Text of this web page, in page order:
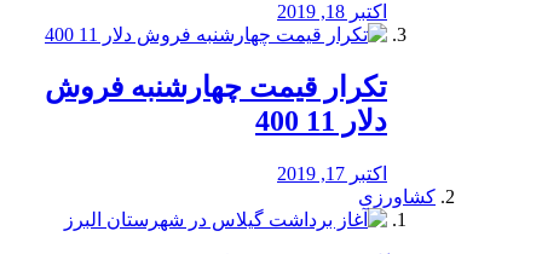
اکتبر 18, 2019
تکرار قیمت چهارشنبه فروش
دلار 11 400
اکتبر 17, 2019
کشاورزی